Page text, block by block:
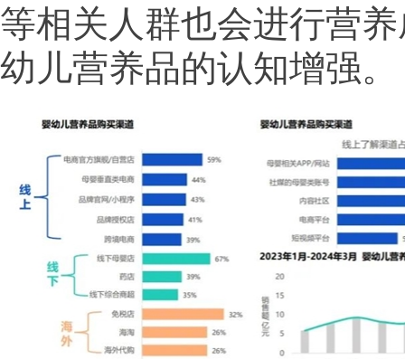
等相关人群也会进行营
幼儿营养品的认知增强。